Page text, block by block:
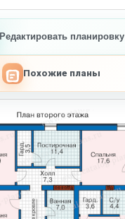
Редактировать планировку
Похожие планы